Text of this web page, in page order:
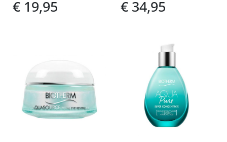
€ 19,95 € 34,95
toe
aan
verlanglijst
verlanglijst